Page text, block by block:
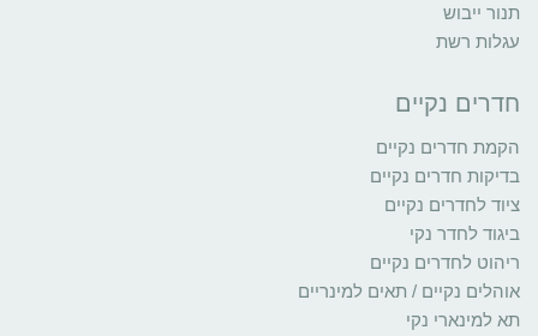
תנור ייבוש
עגלות רשת
חדרים נקיים
הקמת חדרים נקיים
בדיקות חדרים נקיים
ציוד לחדרים נקיים
ביגוד לחדר נקי
ריהוט לחדרים נקיים
אוהלים נקיים / תאים למינריים
תא למינארי נקי